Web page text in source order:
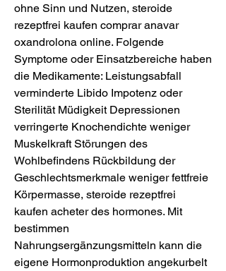
ohne Sinn und Nutzen, steroide
rezeptfrei kaufen comprar anavar
oxandrolona online. Folgende
Symptome oder Einsatzbereiche haben
die Medikamente: Leistungsabfall
verminderte Libido Impotenz oder
Sterilität Müdigkeit Depressionen
verringerte Knochendichte weniger
Muskelkraft Störungen des
Wohlbefindens Rückbildung der
Geschlechtsmerkmale weniger fettfreie
Körpermasse, steroide rezeptfrei
kaufen acheter des hormones. Mit
bestimmen
Nahrungsergänzungsmitteln kann die
eigene Hormonproduktion angekurbelt